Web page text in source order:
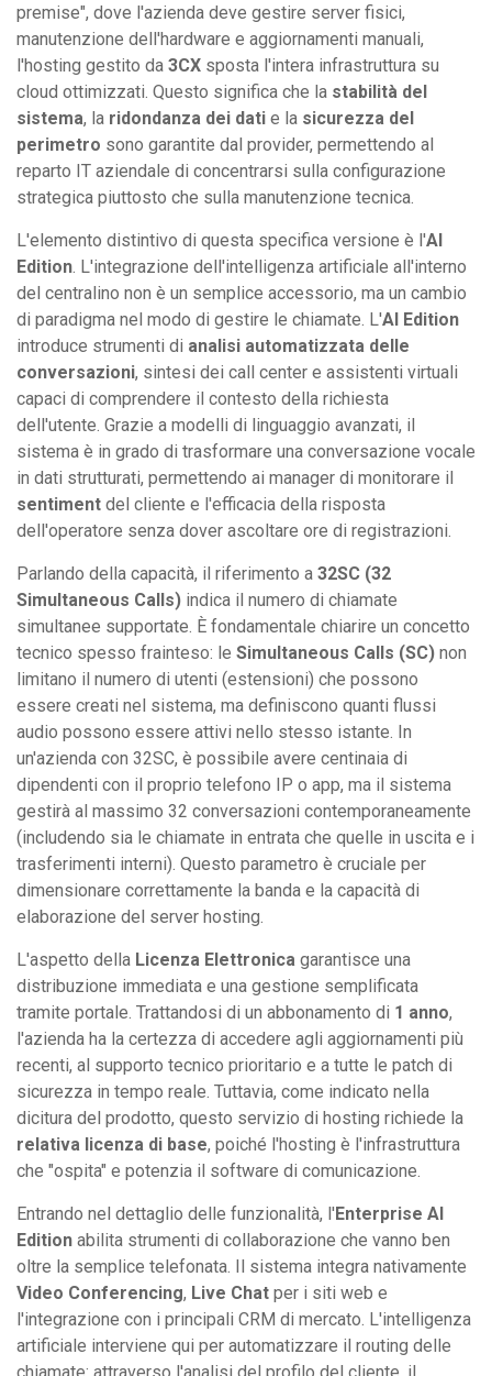
premise", dove l'azienda deve gestire server fisici,
manutenzione dell'hardware e aggiornamenti manuali,
l'hosting gestito da 3CX sposta l'intera infrastruttura su
cloud ottimizzati. Questo significa che la stabilità del
sistema, la ridondanza dei dati e la sicurezza del
perimetro sono garantite dal provider, permettendo al
reparto IT aziendale di concentrarsi sulla configurazione
strategica piuttosto che sulla manutenzione tecnica.
L'elemento distintivo di questa specifica versione è l'AI
Edition. L'integrazione dell'intelligenza artificiale all'interno
del centralino non è un semplice accessorio, ma un cambio
di paradigma nel modo di gestire le chiamate. L'AI Edition
introduce strumenti di analisi automatizzata delle
conversazioni, sintesi dei call center e assistenti virtuali
capaci di comprendere il contesto della richiesta
dell'utente. Grazie a modelli di linguaggio avanzati, il
sistema è in grado di trasformare una conversazione vocale
in dati strutturati, permettendo ai manager di monitorare il
sentiment del cliente e l'efficacia della risposta
dell'operatore senza dover ascoltare ore di registrazioni.
Parlando della capacità, il riferimento a 32SC (32
Simultaneous Calls) indica il numero di chiamate
simultanee supportate. È fondamentale chiarire un concetto
tecnico spesso frainteso: le Simultaneous Calls (SC) non
limitano il numero di utenti (estensioni) che possono
essere creati nel sistema, ma definiscono quanti flussi
audio possono essere attivi nello stesso istante. In
un'azienda con 32SC, è possibile avere centinaia di
dipendenti con il proprio telefono IP o app, ma il sistema
gestirà al massimo 32 conversazioni contemporaneamente
(includendo sia le chiamate in entrata che quelle in uscita e i
trasferimenti interni). Questo parametro è cruciale per
dimensionare correttamente la banda e la capacità di
elaborazione del server hosting.
L'aspetto della Licenza Elettronica garantisce una
distribuzione immediata e una gestione semplificata
tramite portale. Trattandosi di un abbonamento di 1 anno,
l'azienda ha la certezza di accedere agli aggiornamenti più
recenti, al supporto tecnico prioritario e a tutte le patch di
sicurezza in tempo reale. Tuttavia, come indicato nella
dicitura del prodotto, questo servizio di hosting richiede la
relativa licenza di base, poiché l'hosting è l'infrastruttura
che "ospita" e potenzia il software di comunicazione.
Entrando nel dettaglio delle funzionalità, l'Enterprise AI
Edition abilita strumenti di collaborazione che vanno ben
oltre la semplice telefonata. Il sistema integra nativamente
Video Conferencing, Live Chat per i siti web e
l'integrazione con i principali CRM di mercato. L'intelligenza
artificiale interviene qui per automatizzare il routing delle